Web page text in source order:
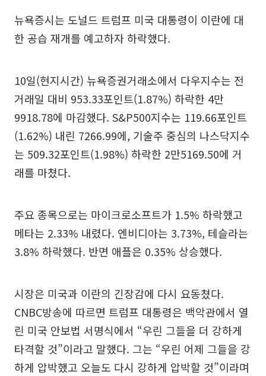
뉴욕증시는 도널드 트럼프 미국 대통령이 이란에 대
한 공습 재개를 예고하자 하락했다.
10일(현지시간) 뉴욕증권거래소에서 다우지수는 전
거래일 대비 953.33포인트(1.87%) 하락한 4만
9918.78에 마감했다. S&P500지수는 119.66포인트
(1.62%) 내린 7266.99에, 기술주 중심의 나스닥지수
는 509.32포인트(1.98%) 하락한 2만5169.50에 거
래를 마쳤다.
주요 종목으로는 마이크로소프트가 1.5% 하락했고
메타는 2.33% 내렸다. 엔비디아는 3.73%, 테슬라는
3.8% 하락했다. 반면 애플은 0.35% 상승했다.
시장은 미국과 이란의 긴장감에 다시 요동쳤다.
CNBC방송에 따르면 트럼프 대통령은 백악관에서 열
린 미국 안보법 서명식에서 “우린 그들을 더 강하게
타격할 것”이라고 말했다. 그는 “우린 어제 그들을 강
하게 압박했고 오늘도 다시 강하게 압박할 것”이라며